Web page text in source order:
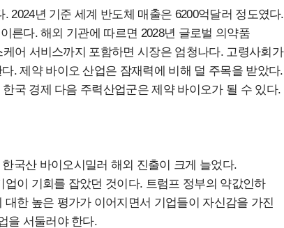
년 기준 세계 반도체 매출은 6200억달러 정도였다.
른다. 해외 기관에 따르면 2028년 글로벌 의약품
어 서비스까지 포함하면 시장은 엄청나다. 고령사회가
. 제약 바이오 산업은 잠재력에 비해 덜 주목을 받았다.
국 경제 다음 주력산업군은 제약 바이오가 될 수 있다.
국산 바이오시밀러 해외 진출이 크게 늘었다.
이 기회를 잡았던 것이다. 트럼프 정부의 약값인하
한 높은 평가가 이어지면서 기업들이 자신감을 가진
을 서둘러야 한다.